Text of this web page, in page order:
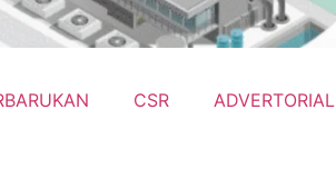
CSR ADVERTORIAL